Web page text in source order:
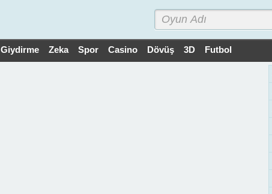
Giydirme Zeka Spor Casino Dövüş 3D Futbol